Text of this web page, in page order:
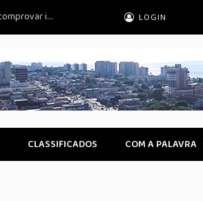
Prouni 2026: pré-selecionados da segunda chamada devem comprovar informações LOGIN
CLASSIFICADOS COM A PALAVRA